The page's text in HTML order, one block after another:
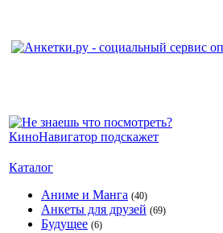
Каталог
Аниме и Манга (40)
Анкеты для друзей (69)
Будущее (6)